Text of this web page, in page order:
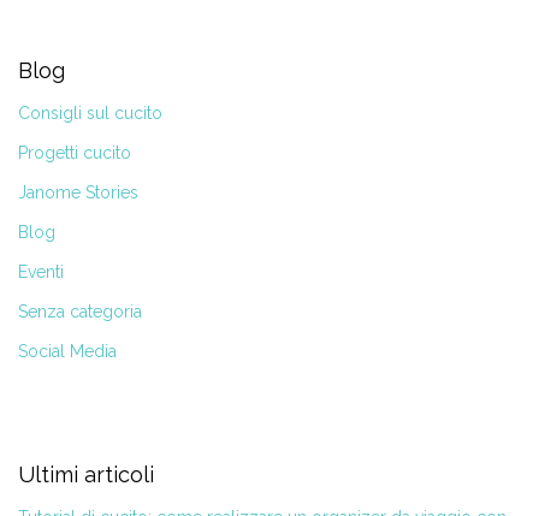
Blog
Consigli sul cucito
Progetti cucito
Janome Stories
Blog
Eventi
Senza categoria
Social Media
Ultimi articoli